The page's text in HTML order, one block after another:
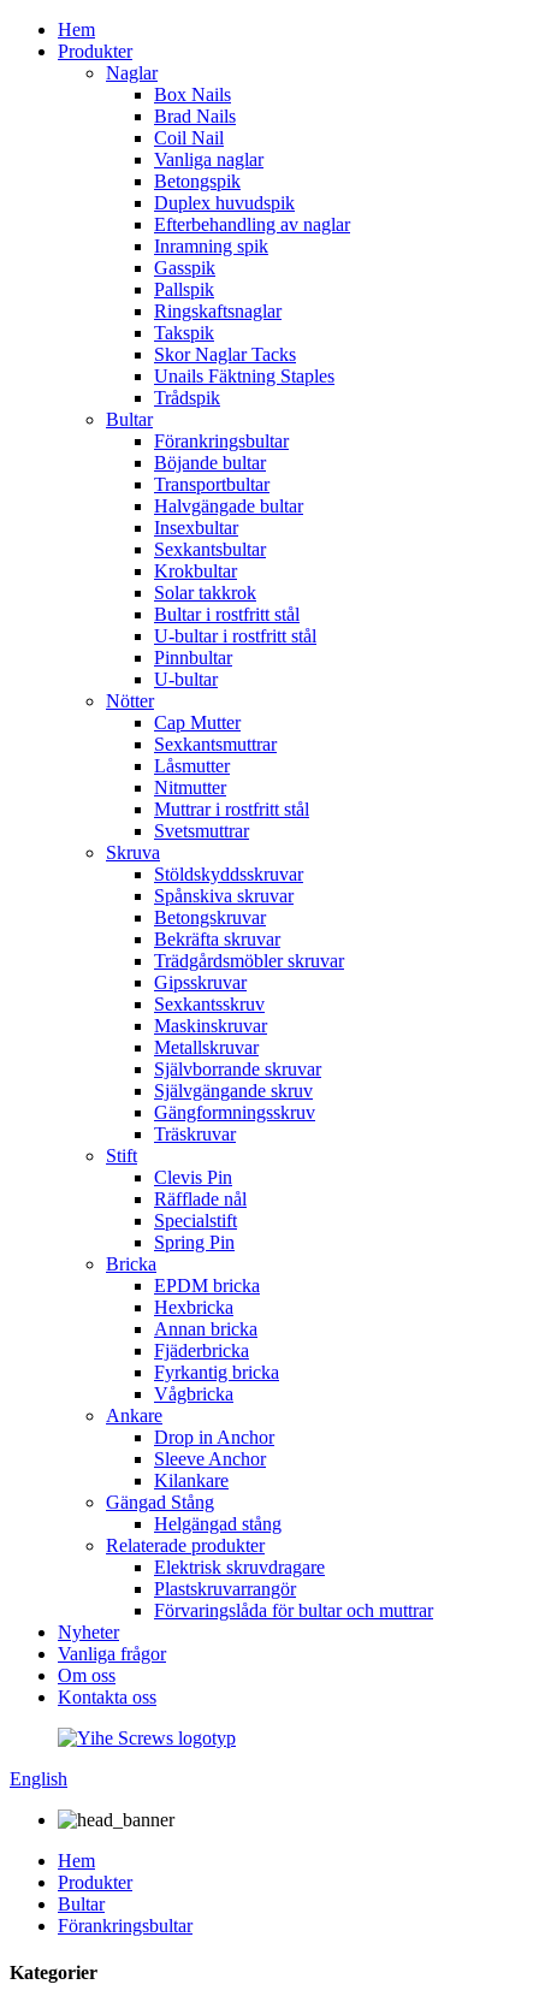
Hem
Produkter
Naglar
Box Nails
Brad Nails
Coil Nail
Vanliga naglar
Betongspik
Duplex huvudspik
Efterbehandling av naglar
Inramning spik
Gasspik
Pallspik
Ringskaftsnaglar
Takspik
Skor Naglar Tacks
Unails Fäktning Staples
Trådspik
Bultar
Förankringsbultar
Böjande bultar
Transportbultar
Halvgängade bultar
Insexbultar
Sexkantsbultar
Krokbultar
Solar takkrok
Bultar i rostfritt stål
U-bultar i rostfritt stål
Pinnbultar
U-bultar
Nötter
Cap Mutter
Sexkantsmuttrar
Låsmutter
Nitmutter
Muttrar i rostfritt stål
Svetsmuttrar
Skruva
Stöldskyddsskruvar
Spånskiva skruvar
Betongskruvar
Bekräfta skruvar
Trädgårdsmöbler skruvar
Gipsskruvar
Sexkantsskruv
Maskinskruvar
Metallskruvar
Självborrande skruvar
Självgängande skruv
Gängformningsskruv
Träskruvar
Stift
Clevis Pin
Räfflade nål
Specialstift
Spring Pin
Bricka
EPDM bricka
Hexbricka
Annan bricka
Fjäderbricka
Fyrkantig bricka
Vågbricka
Ankare
Drop in Anchor
Sleeve Anchor
Kilankare
Gängad Stång
Helgängad stång
Relaterade produkter
Elektrisk skruvdragare
Plastskruvarrangör
Förvaringslåda för bultar och muttrar
Nyheter
Vanliga frågor
Om oss
Kontakta oss
English
Hem
Produkter
Bultar
Förankringsbultar
Kategorier